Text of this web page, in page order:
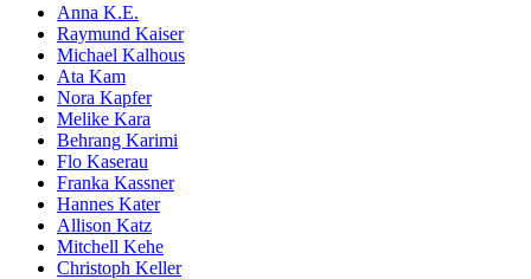
Anna K.E.
Raymund Kaiser
Michael Kalhous
Ata Kam
Nora Kapfer
Melike Kara
Behrang Karimi
Flo Kaserau
Franka Kassner
Hannes Kater
Allison Katz
Mitchell Kehe
Christoph Keller